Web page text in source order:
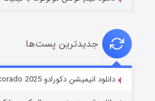
خاندان اژدها
جدیدترین پست‌ها
دانلود انیمیشن دکورادو Decorado 2025